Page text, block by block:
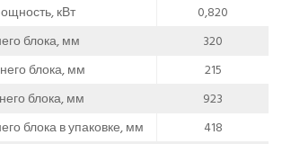
кВт
0,820
блока, мм
320
блока, мм
215
блока, мм
923
блока в упаковке, мм
418